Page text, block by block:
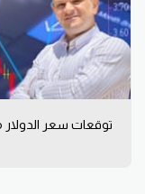
توقعات سعر الدولار